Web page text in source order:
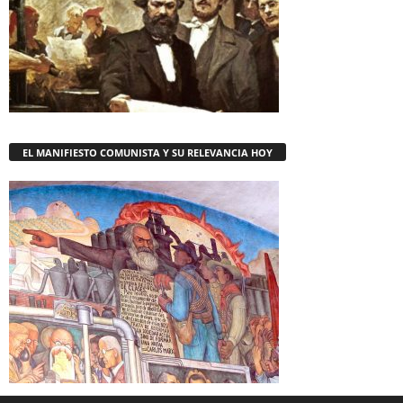
EL MANIFIESTO COMUNISTA Y SU RELEVANCIA HOY